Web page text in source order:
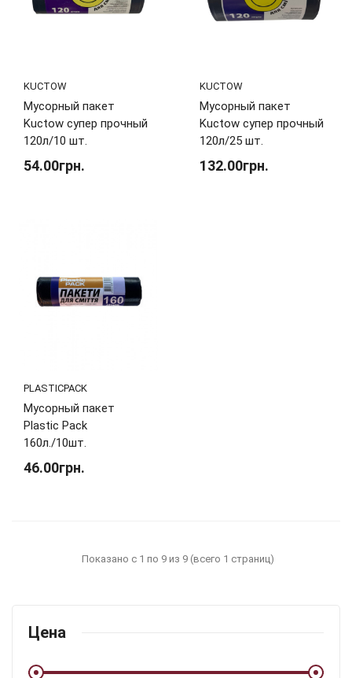
Цена
KUCTOW
Мусорный пакет
Kuctow супер прочный
120л/10 шт.
54.00грн.
KUCTOW
Мусорный пакет
Kuctow супер прочный
120л/25 шт.
132.00грн.
PLASTICPACK
Мусорный пакет
Plastic Pack
160л./10шт.
46.00грн.
Показано с 1 по 9 из 9 (всего 1 страниц)